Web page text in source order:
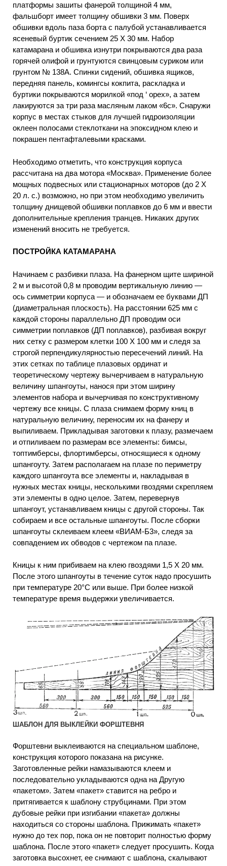
платформы зашиты фанерой толщиной 4 мм,
фальшборт имеет толщину обшивки 3 мм. Поверх
обшивки вдоль паза борта с палубой устанавливается
ясеневый буртик сечением 25 X 30 мм. Набор
катамарана и обшивка изнутри покрываются два раза
горячей олифой и грунтуются свинцовым суриком или
грунтом № 138А. Спинки сидений, обшивка ящиков,
передняя панель, комингсы кокпита, раскладка и
буртики покрываются морилкой «под ‘ орех», а затем
лакируются за три раза масляным лаком «6с». Снаружи
корпус в местах стыков для лучшей гидроизоляции
оклеен полосами стеклоткани на эпоксидном клею и
покрашен пентафталевыми красками.
Необходимо отметить, что конструкция корпуса
рассчитана на два мотора «Москва». Применение более
мощных подвесных или стационарных моторов (до 2 X
20 л. с.) возможно, но при этом необходимо увеличить
толщину днищевой обшивки поплавков до 6 мм и ввести
дополнительные крепления транцев. Никаких других
изменений вносить не требуется.
ПОСТРОЙКА КАТАМАРАНА
Начинаем с разбивки плаза. На фанерном щите шириной
2 м и высотой 0,8 м проводим вертикальную линию —
ось симметрии корпуса — и обозначаем ее буквами ДП
(диаметральная плоскость). На расстоянии 625 мм с
каждой стороны параллельно ДП проводим оси
симметрии поплавков (ДП поплавков), разбивая вокруг
них сетку с размером клетки 100 X 100 мм и следя за
строгой перпендикулярностью пересечений линий. На
этих сетках по таблице плазовых ординат и
теоретическому чертежу вычерчиваем в натуральную
величину шпангоуты, нанося при этом ширину
элементов набора и вычерчивая по конструктивному
чертежу все кницы. С плаза снимаем форму книц в
натуральную величину, переносим их на фанеру и
выпиливаем. Прикладывая заготовки к плазу, размечаем
и отпиливаем по размерам все элементы: бимсы,
топтимберсы, флортимберсы, относящиеся к одному
шпангоуту. Затем располагаем на плазе по периметру
каждого шпангоута все элементы и, накладывая в
нужных местах кницы, несколькими гвоздями скрепляем
эти элементы в одно целое. Затем, перевернув
шпангоут, устанавливаем кницы с другой стороны. Так
собираем и все остальные шпангоуты. После сборки
шпангоуты склеиваем клеем «ВИАМ-Б3», следя за
совпадением их обводов с чертежом па плазе.
Кницы к ним прибиваем на клею гвоздями 1,5 X 20 мм.
После этого шпангоуты в течение суток надо просушить
при температуре 20°С или выше. При более низкой
температуре время выдержки увеличивается.
ШАБЛОН ДЛЯ ВЫКЛЕЙКИ ФОРШТЕВНЯ
Форштевни выклеиваются на специальном шаблоне,
конструкция которого показана на рисунке.
Заготовленные рейки намазываются клеем и
последовательно укладываются одна на Другую
«пакетом». Затем «пакет» ставится на ребро и
притягивается к шаблону струбцинами. При этом
дубовые рейки при изгибании «пакета» должны
находиться со стороны шаблона. Прижимать «пакет»
нужно до тех пор, пока он не повторит полностью форму
шаблона. После этого «пакет» следует просушить. Когда
заготовка высохнет, ее снимают с шаблона, скалывают